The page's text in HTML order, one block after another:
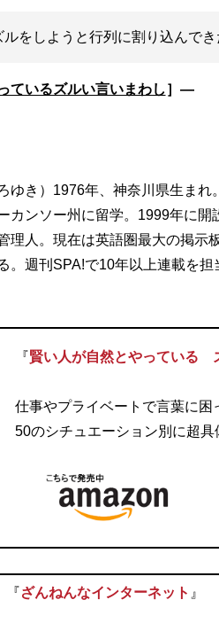
ルをしようと行列に割り込んで
ているズルい言いまわし ］―
ゆき）1976年、神奈川県生ま
カンソー州に留学。1999年に
理人。現在は英語圏最大の掲
。週刊SPA!で10年以上連載を担
『賢い人が自然とやっている
仕事やプライベートで言葉に
50のシチュエーション別に超具
『ざんねんなインターネット 』